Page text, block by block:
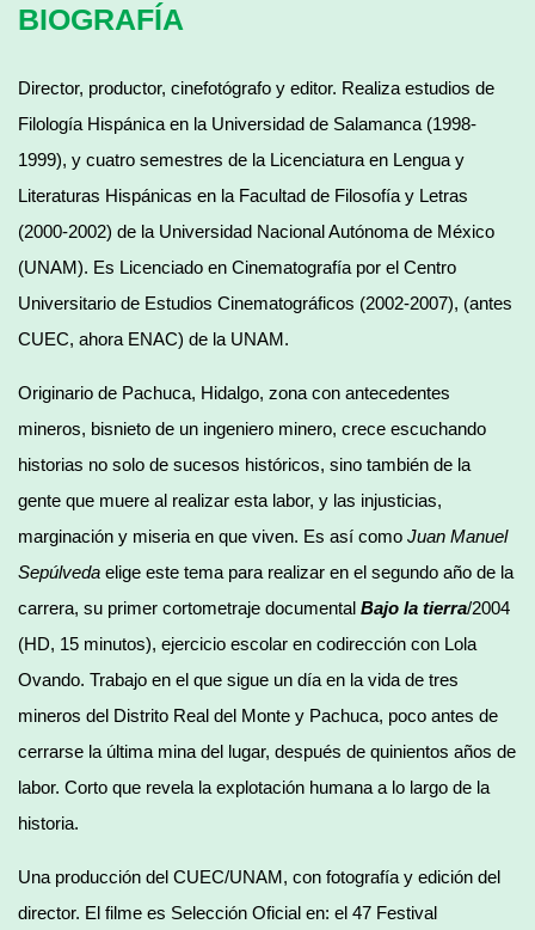
BIOGRAFÍA
Director, productor, cinefotógrafo y editor. Realiza estudios de
Filología Hispánica en la Universidad de Salamanca (1998-
1999), y cuatro semestres de la Licenciatura en Lengua y
Literaturas Hispánicas en la Facultad de Filosofía y Letras
(2000-2002) de la Universidad Nacional Autónoma de México
(UNAM). Es Licenciado en Cinematografía por el Centro
Universitario de Estudios Cinematográficos (2002-2007), (antes
CUEC, ahora ENAC) de la UNAM.
Originario de Pachuca, Hidalgo, zona con antecedentes
mineros, bisnieto de un ingeniero minero, crece escuchando
historias no solo de sucesos históricos, sino también de la
gente que muere al realizar esta labor, y las injusticias,
marginación y miseria en que viven. Es así como Juan Manuel
Sepúlveda elige este tema para realizar en el segundo año de la
carrera, su primer cortometraje documental Bajo la tierra/2004
(HD, 15 minutos), ejercicio escolar en codirección con Lola
Ovando. Trabajo en el que sigue un día en la vida de tres
mineros del Distrito Real del Monte y Pachuca, poco antes de
cerrarse la última mina del lugar, después de quinientos años de
labor. Corto que revela la explotación humana a lo largo de la
historia.
Una producción del CUEC/UNAM, con fotografía y edición del
director. El filme es Selección Oficial en: el 47 Festival